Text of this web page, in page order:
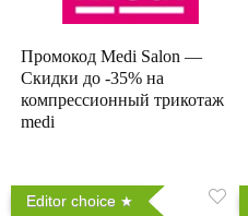
Промокод Medi Salon —
Скидки до -35% на
компрессионный трикотаж
medi
Editor choice